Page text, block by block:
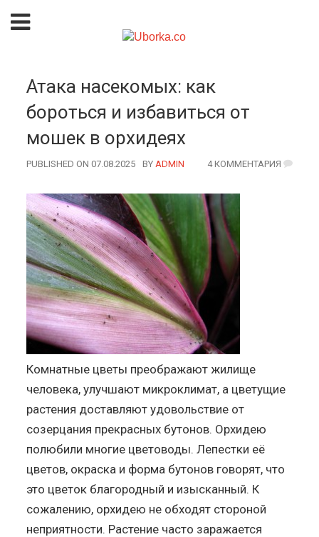
Атака насекомых: как
бороться и избавиться от
мошек в орхидеях
PUBLISHED ON 07.08.2025 BY AUTHOR
ADMIN 4 КОММЕНТАРИЯ
Комнатные цветы преображают жилище
человека, улучшают микроклимат, а цветущие
растения доставляют удовольствие от
созерцания прекрасных бутонов. Орхидею
полюбили многие цветоводы. Лепестки её
цветов, окраска и форма бутонов говорят, что
это цветок благородный и изысканный. К
сожалению, орхидею не обходят стороной
неприятности. Растение часто заражается